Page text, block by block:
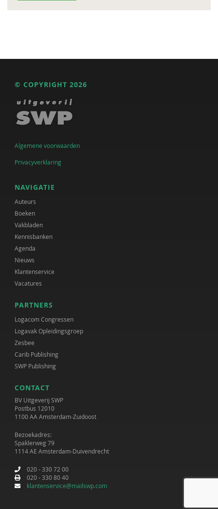
© COPYRIGHT 2026
Algemene voorwaarden
Privacyverklaring
NAVIGATIE
Auteurs
Boeken
Vakbladen
Kennisbanken
Agenda
Nieuws
Klantenservice
Vacatures
PARTNERS
Logacom Congressen
Logavak Opleidingsgroep
Zesbee
Carib Publishing
SWP Publishing
CONTACT
BV Uitgeverij SWP
Postbus 12010
1100 AA Amsterdam-Zuidoost
Bezoekadres:
Spaklerweg 79
1114 AE Amsterdam-Duivendrecht
020 - 330 72 00
020 - 330 80 40
klantenservice@mailswp.com